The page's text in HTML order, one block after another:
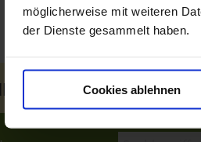
möglicherweise mit weiteren
der Dienste gesammelt haben.
Cookies ablehnen